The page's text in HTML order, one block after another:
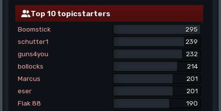
Top 10 topicstarters
Boomstick
295
schutter1
239
guns4you
232
bollocks
214
Marcus
201
eser
201
Flak 88
190